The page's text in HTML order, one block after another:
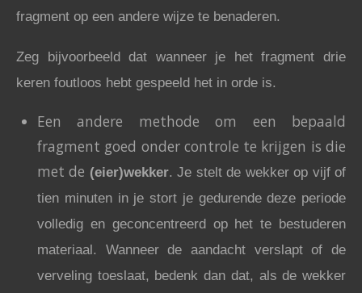
fragment op een andere wijze te benaderen.
Zeg bijvoorbeeld dat wanneer je het fragment drie
keren foutloos hebt gespeeld het in orde is.
Een andere methode om een bepaald
fragment goed onder controle te krijgen is die
met de (eier)wekker. Je stelt de wekker op vijf of
tien minuten in je stort je gedurende deze periode
volledig en geconcentreerd op het te bestuderen
materiaal. Wanneer de aandacht verslapt of de
verveling toeslaat, bedenk dan dat, als de wekker